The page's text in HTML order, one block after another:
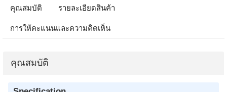
คุณสมบัติ รายละเอียดสินค้า
การให้คะแนนและความคิดเห็น
คุณสมบัติ